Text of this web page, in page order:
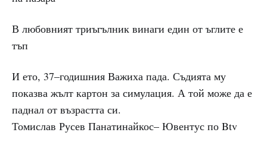
В любовният триъгълник винаги един от ъглите е
тъп
И ето, 37–годишния Важиха пада. Съдията му
показва жълт картон за симулация. А той може да е
паднал от възрастта си.
Томислав Русев Панатинайкос– Ювентус по Btv